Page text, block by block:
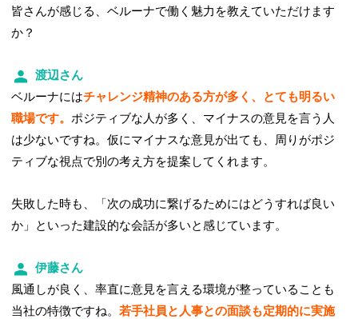
皆さんが感じる、ベルーナで働く魅力を教えていただけます
か？
渡辺さん
ベルーナにはチャレンジ精神のある方が多く、とても明るい
職場です。 ポジティブな人が多く、マイナスの意見を言う人
は少ないですね。仮にマイナスな意見が出ても、周りがポジ
ティブな視点で別の考え方を提案してくれます。
失敗した時も、「次の成功に繋げるためにはどうすれば良い
か」といった建設的な会話が多いと感じています。
伊藤さん
風通しが良く、率直に意見を言える環境が整っていることも
当社の特徴ですね。若手社員と人事との面談も定期的に実施